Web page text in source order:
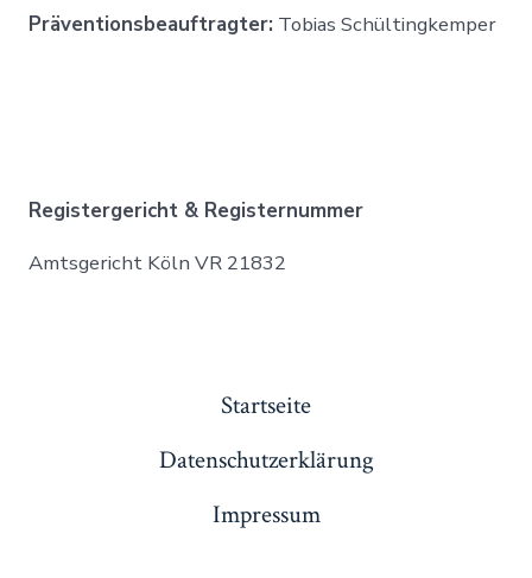
Präventionsbeauftragter: Tobias Schültingkemper
Registergericht & Registernummer
Amtsgericht Köln VR 21832
Startseite
Datenschutzerklärung
Impressum